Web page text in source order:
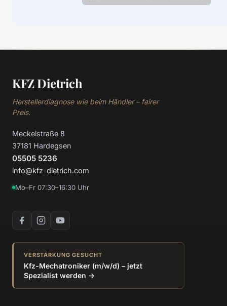
KFZ Dietrich
Herstellerdiagnose wie beim Händler – fairer
Preis.
Meckelstraße 8
37181 Hardegsen
05505 5236
info@kfz-dietrich.com
Mo–Fr 07:30–16:30 Uhr
VERSTÄRKUNG GESUCHT
Kfz-Mechatroniker (m/w/d) – jetzt
Spezialist werden →